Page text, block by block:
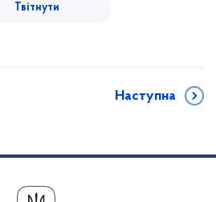
Твітнути
Наступна